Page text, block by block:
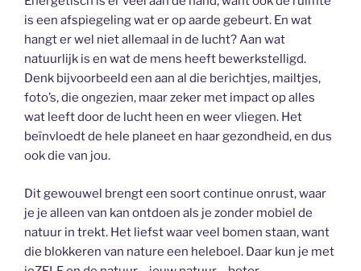
is een afspiegeling wat er op aarde gebeurt. En wat
hangt er wel niet allemaal in de lucht? Aan wat
natuurlijk is en wat de mens heeft bewerkstelligd.
Denk bijvoorbeeld een aan al die berichtjes, mailtjes,
foto’s, die ongezien, maar zeker met impact op alles
wat leeft door de lucht heen en weer vliegen. Het
beïnvloedt de hele planeet en haar gezondheid, en dus
ook die van jou.
Dit gewouwel brengt een soort continue onrust, waar
je je alleen van kan ontdoen als je zonder mobiel de
natuur in trekt. Het liefst waar veel bomen staan, want
die blokkeren van nature een heleboel. Daar kun je met